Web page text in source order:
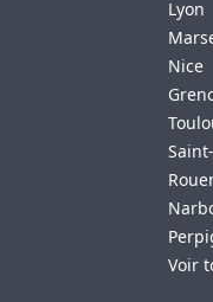
Lyon
Nice
Voir